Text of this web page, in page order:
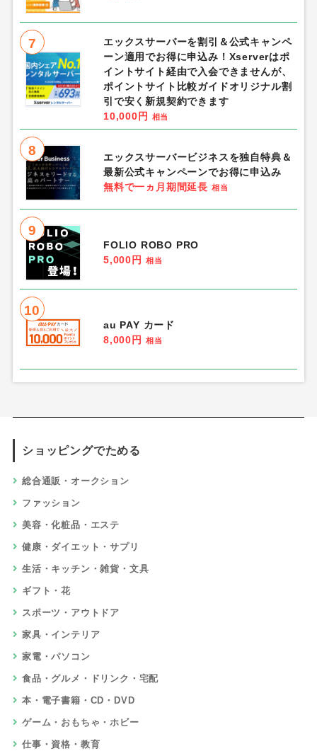
7
エックスサーバーを割引＆公式キャンペ
ーン適用でお得に申込み！Xserverはポ
イントサイト経由で入会できませんが、
ポイントサイト比較ガイドオリジナル割
引で安く新規契約できます
10,000円
相当
8
エックスサーバービジネスを独自特典＆
最新公式キャンペーンでお得に申込み
無料で一ヵ月期間延長 相当
9
FOLIO ROBO PRO
5,000円
相当
10
au PAY カード
8,000円
相当
ショッピングでためる
総合通販・オークション
ファッション
美容・化粧品・エステ
健康・ダイエット・サプリ
生活・キッチン・雑貨・文具
ギフト・花
スポーツ・アウトドア
家具・インテリア
家電・パソコン
食品・グルメ・ドリンク・宅配
本・電子書籍・CD・DVD
ゲーム・おもちゃ・ホビー
仕事・資格・教育